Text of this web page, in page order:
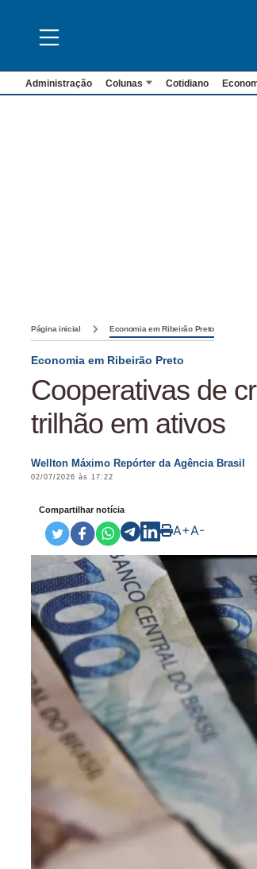
Administração Colunas Cotidiano
Página inicial Economia em Ribeirão Preto
Economia em Ribeirão Preto
Cooperativas de
trilhão em ativos
Wellton Máximo Repórter da Agência Brasil
02/07/2026 às 17:22
Compartilhar notícia
A+A-